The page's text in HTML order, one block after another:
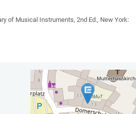
of Musical Instruments, 2nd Ed., New York: